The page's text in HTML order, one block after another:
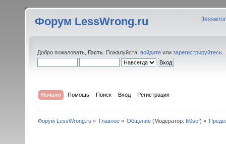
Форум LessWrong.ru [
Добро пожаловать, Гость . Пожалуйста, войдите или зарегистрируйтесь
Начало Помощь Поиск Вход Регистрация
Форум LessWrong.ru » Главное» Общение(Модератор: fil0sof) »